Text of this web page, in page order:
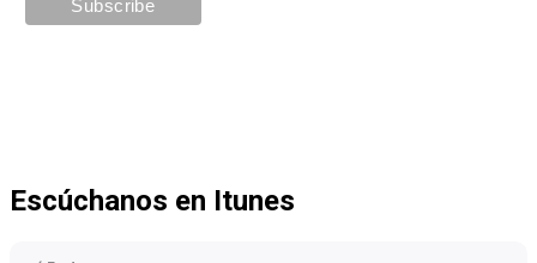
Escúchanos en Itunes